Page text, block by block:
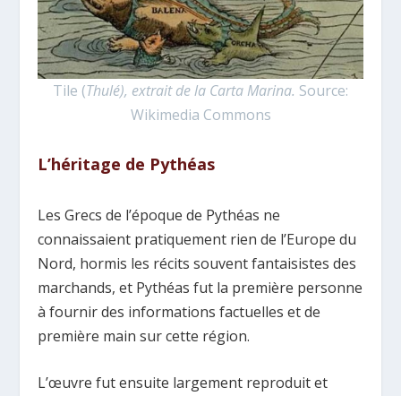
Tile (Thulé), extrait de la Carta Marina. Source:
Wikimedia Commons
L’héritage de Pythéas
Les Grecs de l’époque de Pythéas ne
connaissaient pratiquement rien de l’Europe du
Nord, hormis les récits souvent fantaisistes des
marchands, et Pythéas fut la première personne
à fournir des informations factuelles et de
première main sur cette région.
L’œuvre fut ensuite largement reproduit et